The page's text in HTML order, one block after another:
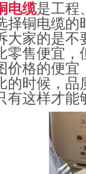
电缆是工程
择铜电缆的
大家的是不
零售便宜
价格的便宜
的时候，
有这样才能